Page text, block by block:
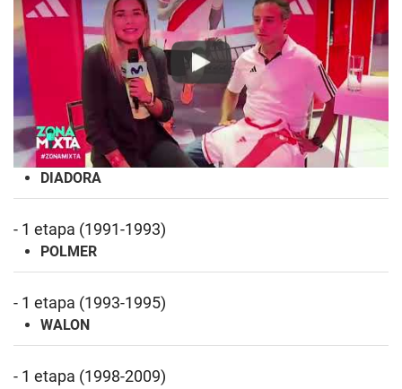
Play
DIADORA
- 1 etapa (1991-1993)
POLMER
- 1 etapa (1993-1995)
WALON
- 1 etapa (1998-2009)